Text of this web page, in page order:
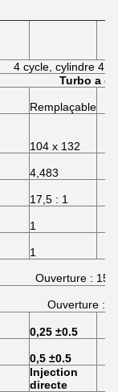
4 cycle, cylindre 4
Turbo a
Remplaçable
104 x 132
4,483
17,5 : 1
1
1
Ouverture : 15
Ouverture :
0,25 ±0.5
0,5 ±0.5
Injection
directe